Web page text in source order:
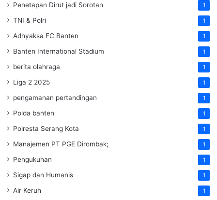
Penetapan Dirut jadi Sorotan 1
TNI & Polri 1
Adhyaksa FC Banten 1
Banten International Stadium 1
berita olahraga 1
Liga 2 2025 1
pengamanan pertandingan 1
Polda banten 1
Polresta Serang Kota 1
Manajemen PT PGE Dirombak; 1
Pengukuhan 1
Sigap dan Humanis 1
Air Keruh 1